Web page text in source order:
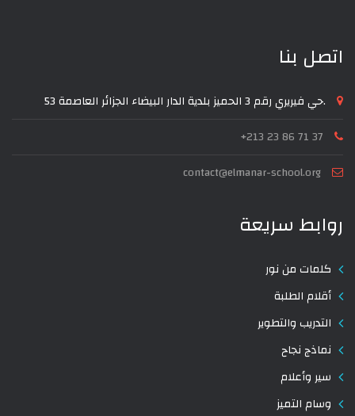
اتصل بنا
53 حي فيريري رقم 3 الحميز بلدية الدار البيضاء الجزائر العاصمة.
+213 23 86 71 37
contact@elmanar-school.org
روابط سريعة
كلمات من نور
أقلام الطلبة
التدريب والتطوير
نماذج نجاح
سير وأعلام
وسام التميز